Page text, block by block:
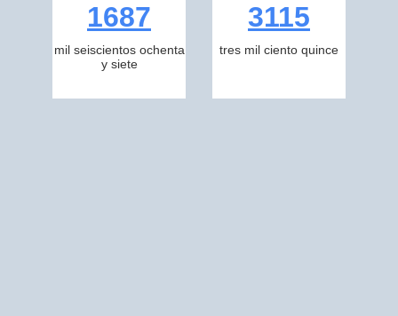
1687
mil seiscientos ochenta
y siete
3115
tres mil ciento quince